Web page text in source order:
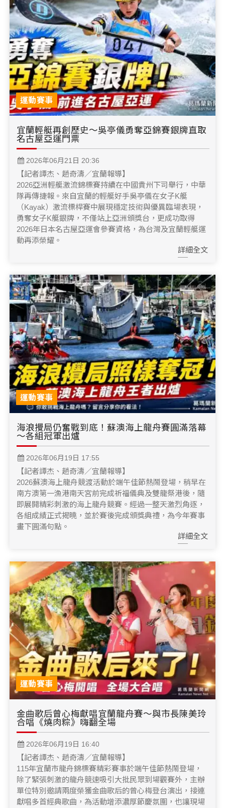
運動賽事
宜蘭輕艇再創歷史～吳亭儀勇奪亞錦賽銀牌直取
名古屋亞運門票
2026年06月21日 20:36
【記者譚杰、趙奇濤／宜蘭報導】
2026亞洲輕艇激流錦標賽持續在中國貴州下司舉行，中華
隊再傳捷報。來自宜蘭的輕艇好手吳亭儀在女子K艇
（Kayak）激流標桿賽中展現穩定技術與優異臨場表現，
勇奪女子K艇銀牌，不僅站上亞洲頒獎台，更成功取得
2026年日本名古屋亞運會參賽資格，為台灣及宜蘭輕艇運
動再添榮耀。
詳細全文
運動賽事
海浪攪局仍奮戰到底！蘇澳海上龍舟賽圓滿落幕
～各組冠軍出爐
2026年06月19日 17:55
【記者譚杰、趙奇濤／宜蘭報導】
2026蘇澳海上龍舟競渡活動於端午佳節熱鬧登場，稍早在
南方澳第一漁港南天宮前完成祈福儀典及雙龍祭港後，隨
即展開精彩刺激的海上龍舟競賽。經過一整天激烈角逐，
各組成績正式揭曉，並於賽後完成頒獎典禮，為今年賽事
畫下圓滿句點。
詳細全文
運動賽事
金曲歌后曾心梅獻唱宜蘭龍舟賽～與市長陳美玲
合唱《燒肉粽》嗨翻全場
2026年06月19日 16:40
【記者譚杰、趙奇濤／宜蘭報導】
115年宜蘭市龍舟錦標賽精彩賽事於端午佳節熱鬧登場，
除了緊張刺激的龍舟競速吸引大批民眾到場觀賽外，主辦
單位特別邀請兩度榮獲金曲歌后的曾心梅登台演出，接連
獻唱多首經典歌曲，為活動增添濃厚節慶氛圍，也讓現場